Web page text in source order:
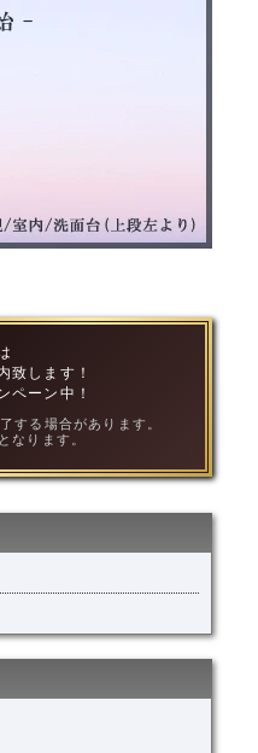
致します！
ペーン中！
する場合があります。
なります。